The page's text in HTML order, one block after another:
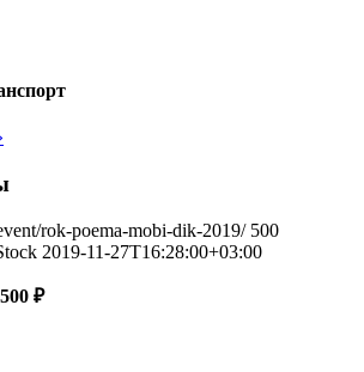
rok-poema-mobi-dik-2019/ 500
2019-11-27T16:28:00+03:00
₽